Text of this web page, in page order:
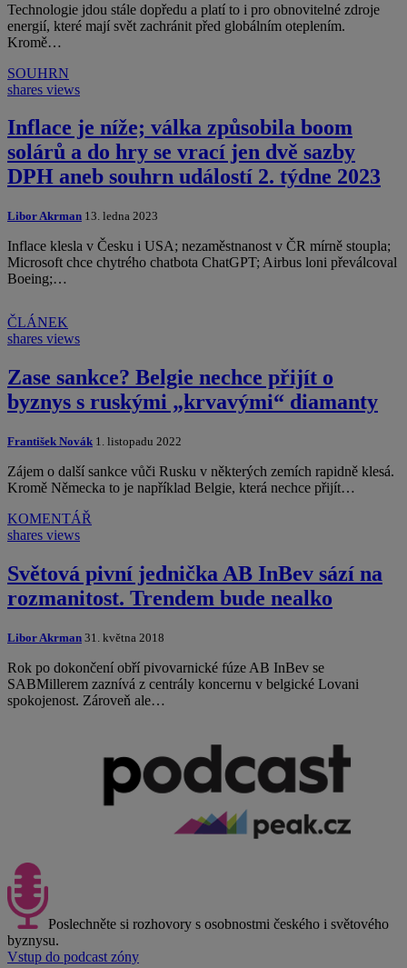
Technologie jdou stále dopředu a platí to i pro obnovitelné zdroje
energií, které mají svět zachránit před globálním oteplením.
Kromě…
SOUHRN
shares views
Inflace je níže; válka způsobila boom
solárů a do hry se vrací jen dvě sazby
DPH aneb souhrn událostí 2. týdne 2023
Libor Akrman 13. ledna 2023
Inflace klesla v Česku i USA; nezaměstnanost v ČR mírně stoupla;
Microsoft chce chytrého chatbota ChatGPT; Airbus loni převálcoval
Boeing;…
ČLÁNEK
shares views
Zase sankce? Belgie nechce přijít o
byznys s ruskými „krvavými“ diamanty
František Novák 1. listopadu 2022
Zájem o další sankce vůči Rusku v některých zemích rapidně klesá.
Kromě Německa to je například Belgie, která nechce přijít…
KOMENTÁŘ
shares views
Světová pivní jednička AB InBev sází na
rozmanitost. Trendem bude nealko
Libor Akrman 31. května 2018
Rok po dokončení obří pivovarnické fúze AB InBev se
SABMillerem zaznívá z centrály koncernu v belgické Lovani
spokojenost. Zároveň ale…
Poslechněte si rozhovory s osobnostmi českého i světového
byznysu.
Vstup do podcast zóny